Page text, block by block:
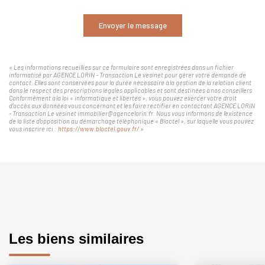
Envoyer le message
« Les informations recueillies sur ce formulaire sont enregistrées dans un fichier
informatisé par AGENCE LORIN - Transaction Le vesinet pour gérer votre demande de
contact. Elles sont conservées pour la durée nécessaire à la gestion de la relation client
dans le respect des prescriptions légales applicables et sont destinées à nos conseillers
Conformément à la loi « informatique et libertés », vous pouvez exercer votre droit
d'accès aux données vous concernant et les faire rectifier en contactant AGENCE LORIN
- Transaction Le vesinet immobilier@agencelorin.fr. Nous vous informons de l'existence
de la liste d'opposition au démarchage téléphonique « Bloctel », sur laquelle vous pouvez
vous inscrire ici : https://www.bloctel.gouv.fr/ »
Les biens similaires